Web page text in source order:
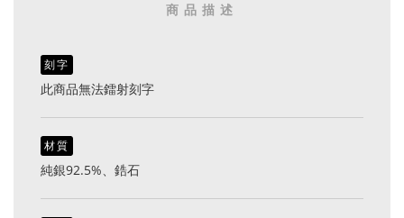
商品描述
刻字
此商品無法鐳射刻字
材質
純銀92.5%、鋯石